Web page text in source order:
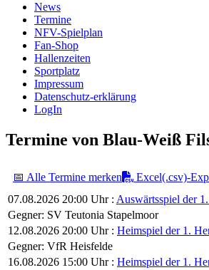
News
Termine
NFV-Spielplan
Fan-Shop
Hallenzeiten
Sportplatz
Impressum
Datenschutz-erklärung
LogIn
Termine von Blau-Weiß
📅 Alle Termine merken
Excel(.csv)-
07.08.2026 20:00 Uhr : Auswärtsspiel der
Gegner: SV Teutonia Stapelmoor
12.08.2026 20:00 Uhr : Heimspiel der 1.
Gegner: VfR Heisfelde
16.08.2026 15:00 Uhr : Heimspiel der 1.